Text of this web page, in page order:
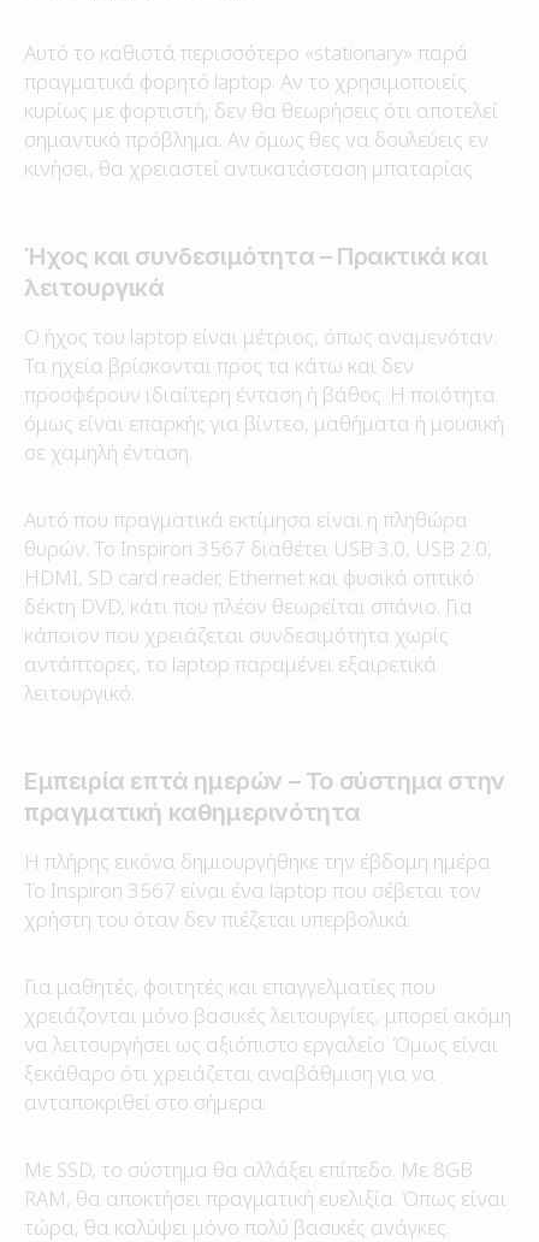
Αυτό το καθιστά περισσότερο «stationary» παρά
πραγματικά φορητό laptop. Αν το χρησιμοποιείς
κυρίως με φορτιστή, δεν θα θεωρήσεις ότι αποτελεί
σημαντικό πρόβλημα. Αν όμως θες να δουλεύεις εν
κινήσει, θα χρειαστεί αντικατάσταση μπαταρίας.
Ήχος και συνδεσιμότητα – Πρακτικά και
λειτουργικά
Ο ήχος του laptop είναι μέτριος, όπως αναμενόταν.
Τα ηχεία βρίσκονται προς τα κάτω και δεν
προσφέρουν ιδιαίτερη ένταση ή βάθος. Η ποιότητα
όμως είναι επαρκής για βίντεο, μαθήματα ή μουσική
σε χαμηλή ένταση.
Αυτό που πραγματικά εκτίμησα είναι η πληθώρα
θυρών. Το Inspiron 3567 διαθέτει USB 3.0, USB 2.0,
HDMI, SD card reader, Ethernet και φυσικά οπτικό
δέκτη DVD, κάτι που πλέον θεωρείται σπάνιο. Για
κάποιον που χρειάζεται συνδεσιμότητα χωρίς
αντάπτορες, το laptop παραμένει εξαιρετικά
λειτουργικό.
Εμπειρία επτά ημερών – Το σύστημα στην
πραγματική καθημερινότητα
Η πλήρης εικόνα δημιουργήθηκε την έβδομη ημέρα.
Το Inspiron 3567 είναι ένα laptop που σέβεται τον
χρήστη του όταν δεν πιέζεται υπερβολικά.
Για μαθητές, φοιτητές και επαγγελματίες που
χρειάζονται μόνο βασικές λειτουργίες, μπορεί ακόμη
να λειτουργήσει ως αξιόπιστο εργαλείο. Όμως είναι
ξεκάθαρο ότι χρειάζεται αναβάθμιση για να
ανταποκριθεί στο σήμερα.
Με SSD, το σύστημα θα αλλάξει επίπεδο. Με 8GB
RAM, θα αποκτήσει πραγματική ευελιξία. Όπως είναι
τώρα, θα καλύψει μόνο πολύ βασικές ανάγκες.